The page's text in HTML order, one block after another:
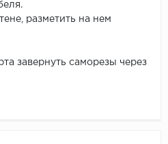
разметить на нем
завернуть саморезы через